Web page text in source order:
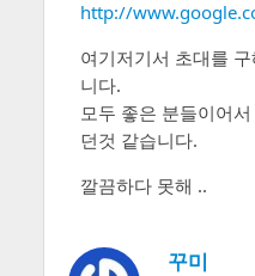
http://
여기저기서 초대를
니다.
모두 좋은 분들이어
던것 같습니다.
깔끔하다 못해 ..
꾸미